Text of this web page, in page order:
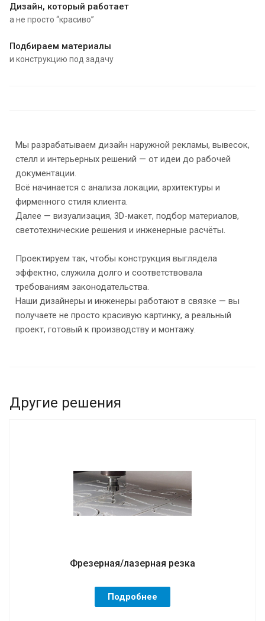
Дизайн, который работает
а не просто “красиво”
Подбираем материалы
и конструкцию под задачу
Мы разрабатываем дизайн наружной рекламы, вывесок,
стелл и интерьерных решений — от идеи до рабочей
документации.
Всё начинается с анализа локации, архитектуры и
фирменного стиля клиента.
Далее — визуализация, 3D-макет, подбор материалов,
светотехнические решения и инженерные расчёты.
Проектируем так, чтобы конструкция выглядела
эффектно, служила долго и соответствовала
требованиям законодательства.
Наши дизайнеры и инженеры работают в связке — вы
получаете не просто красивую картинку, а реальный
проект, готовый к производству и монтажу.
Другие решения
Фрезерная/лазерная резка
Подробнее